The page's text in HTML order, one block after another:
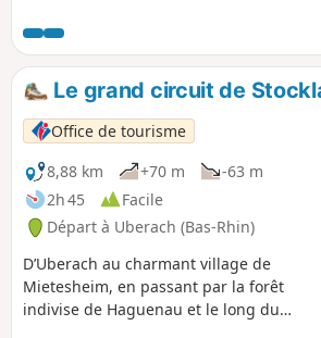
ancien abri de vignes. Au Geiersberg, un
banc napoléonien en grès des Vosges
permet de savourer le panorama à 261 m
d’altitude : la Forêt de Haguenau et
Forêt font partie du décor. Sur les
de Morschwiller, on domine la plaine
d’Alsace et la vue s’étend des Vosges du
Nord jusqu’à la Forêt Noire.
Le grand circuit de
Office de tourisme
8,88 km
+70 m
-63 m
2h 45
Facile
Départ à Uberach (Bas-Rhin)
D’Uberach au charmant village de
Mietesheim, en passant par la forêt
indivise de Haguenau et le long du